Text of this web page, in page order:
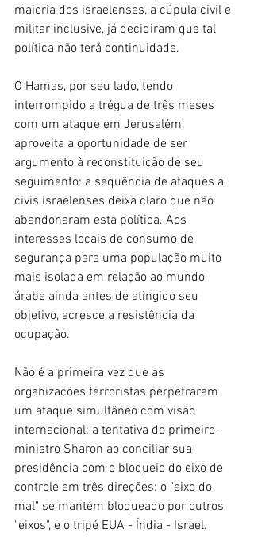
maioria dos israelenses, a cúpula civil e
militar inclusive, já decidiram que tal
política não terá continuidade.
O Hamas, por seu lado, tendo
interrompido a trégua de três meses
com um ataque em Jerusalém,
aproveita a oportunidade de ser
argumento à reconstituição de seu
seguimento: a sequência de ataques a
civis israelenses deixa claro que não
abandonaram esta política. Aos
interesses locais de consumo de
segurança para uma população muito
mais isolada em relação ao mundo
árabe ainda antes de atingido seu
objetivo, acresce a resistência da
ocupação.
Não é a primeira vez que as
organizações terroristas perpetraram
um ataque simultâneo com visão
internacional: a tentativa do primeiro-
ministro Sharon ao conciliar sua
presidência com o bloqueio do eixo de
controle em três direções: o "eixo do
mal" se mantém bloqueado por outros
"eixos", e o tripé EUA - Índia - Israel.